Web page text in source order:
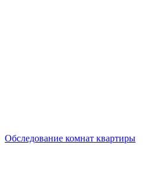
Обследование комнат квартиры